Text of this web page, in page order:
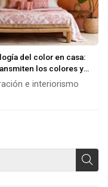
del color en casa:
los colores y
en cada
e interiorismo